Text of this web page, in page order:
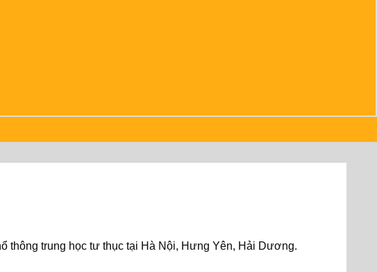
thông trung học tư thục tại Hà Nội, Hưng Yên, Hải Dương.